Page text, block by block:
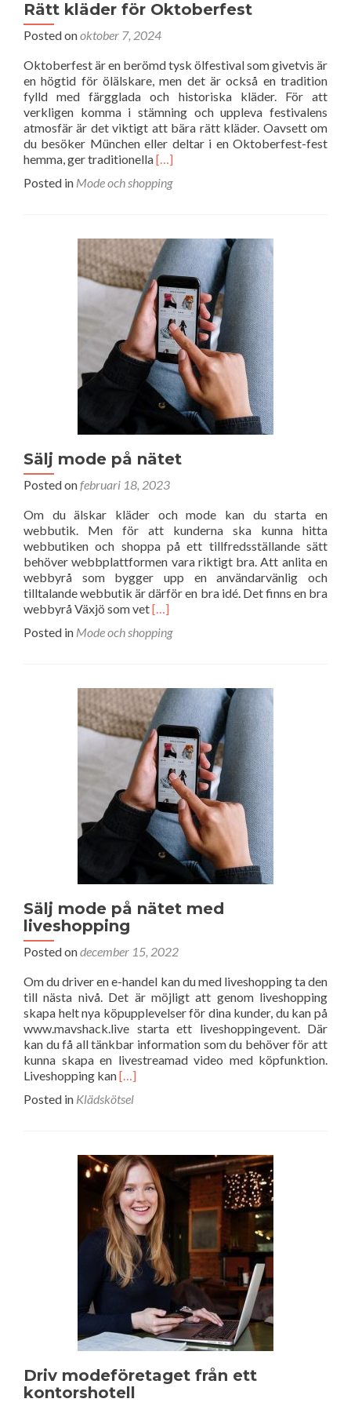
Rätt kläder för Oktoberfest
Posted onoktober 7, 2024
Oktoberfest är en berömd tysk ölfestival som givetvis är
en högtid för ölälskare, men det är också en tradition
fylld med färgglada och historiska kläder. För att
verkligen komma i stämning och uppleva festivalens
atmosfär är det viktigt att bära rätt kläder. Oavsett om
du besöker München eller deltar i en Oktoberfest-fest
hemma, ger traditionellaRead
about
för
Oktoberfest
[…]
Posted in Mode och shopping
Sälj mode på nätet
Posted onfebruari 18, 2023
Om du älskar kläder och mode kan du starta en
webbutik. Men för att kunderna ska kunna hitta
webbutiken och shoppa på ett tillfredsställande sätt
behöver webbplattformen vara riktigt bra. Att anlita en
webbyrå som bygger upp en användarvänlig och
tilltalande webbutik är därför en bra idé. Det finns en bra
webbyrå Växjö som vetRead
about
på
nätet
[…]
Posted in Mode och shopping
Sälj mode på nätet med
liveshopping
Posted ondecember 15, 2022
Om du driver en e-handel kan du med liveshopping ta den
till nästa nivå. Det är möjligt att genom liveshopping
skapa helt nya köpupplevelser för dina kunder, du kan på
www.mavshack.live starta ett liveshoppingevent. Där
kan du få all tänkbar information som du behöver för att
kunna skapa en livestreamad video med köpfunktion.
Liveshopping kanRead
about
på
nätet
med
liveshopping
[…]
Posted in Klädskötsel
Driv modeföretaget från ett
kontorshotell